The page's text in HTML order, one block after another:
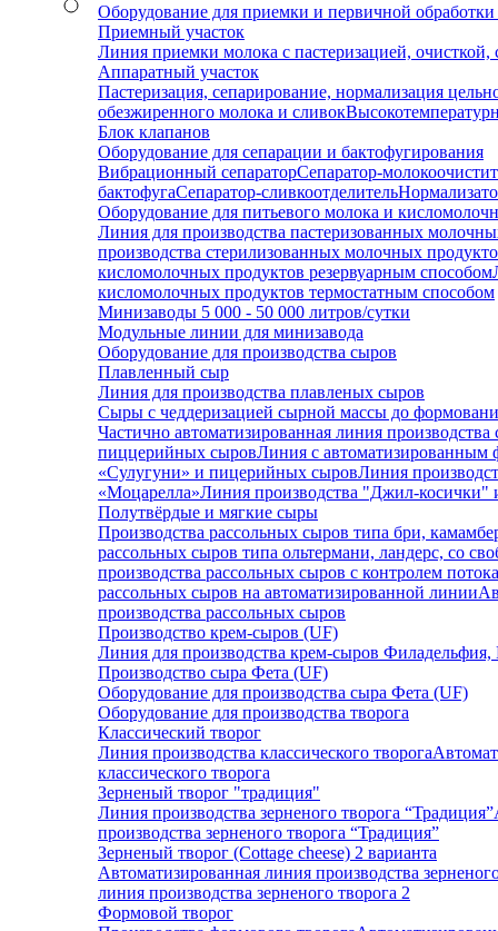
Оборудование для приемки и первичной
Приемный участок
Линия приемки молока с пастеризацией,
Аппаратный участок
Пастеризация, сепарирование, нормализация
обезжиренного молока и сливок
Блок клапанов
Оборудование для сепарации и бактофугирования
Вибрационный сепараторСепаратор-
бактофугаСепаратор-сливкоотделитель
Оборудование для питьевого молока и
Линия для производства пастеризованных
производства стерилизованных молочных
кисломолочных продуктов резервуарным способом
кисломолочных продуктов термостатным способом
Минизаводы 5 000 - 50 000 литров/сутки
Модульные линии для минизавода
Оборудование для производства сыров
Плавленный сыр
Линия для производства плавленых сыров
Сыры с чеддеризацией сырной массы до
Частично автоматизированная линия
пиццерийных сыровЛиния с автоматизированным
«Сулугуни» и пицерийных сыровЛиния
«Моцарелла»Линия производства "Джил-косички"
Полутвёрдые и мягкие сыры
Производства рассольных сыров типа бри,
рассольных сыров типа ольтермани, ландерс, со
производства рассольных сыров с контролем
рассольных сыров на автоматизированной линии
производства рассольных сыров
Производство крем-сыров (UF)
Линия для производства крем-сыров
Производство сыра Фета (UF)
Оборудование для производства сыра Фета (UF)
Оборудование для производства творога
Классический творог
Линия производства классического творога
классического творога
Зерненый творог "традиция"
Линия производства зерненого творога “Традиция”
производства зерненого творога “Традиция”
Зерненый творог (Cottage cheese) 2 варианта
Автоматизированная линия производства
линия производства зерненого творога 2
Формовой творог